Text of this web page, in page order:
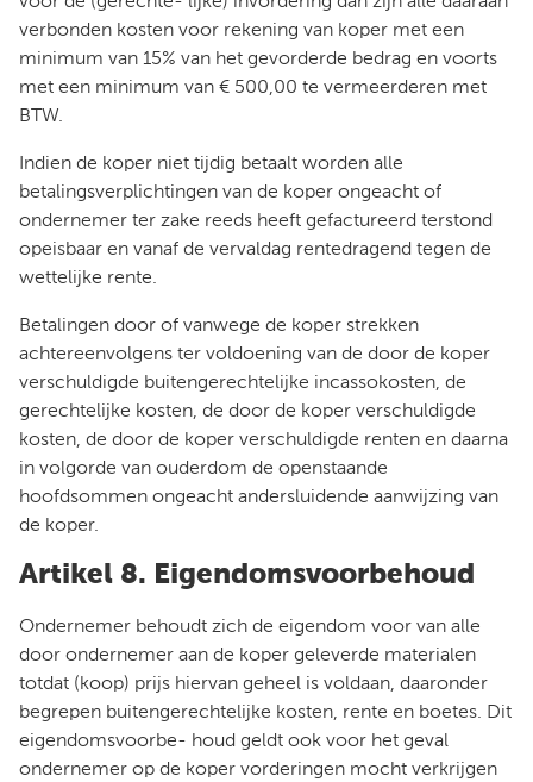
verbonden kosten voor rekening van koper met een
minimum van 15% van het gevorderde bedrag en voorts
met een minimum van € 500,00 te vermeerderen met
BTW.
Indien de koper niet tijdig betaalt worden alle
betalingsverplichtingen van de koper ongeacht of
ondernemer ter zake reeds heeft gefactureerd terstond
opeisbaar en vanaf de vervaldag rentedragend tegen de
wettelijke rente.
Betalingen door of vanwege de koper strekken
achtereenvolgens ter voldoening van de door de koper
verschuldigde buitengerechtelijke incassokosten, de
gerechtelijke kosten, de door de koper verschuldigde
kosten, de door de koper verschuldigde renten en daarna
in volgorde van ouderdom de openstaande
hoofdsommen ongeacht andersluidende aanwijzing van
de koper.
Artikel 8. Eigendomsvoorbehoud
Ondernemer behoudt zich de eigendom voor van alle
door ondernemer aan de koper geleverde materialen
totdat (koop) prijs hiervan geheel is voldaan, daaronder
begrepen buitengerechtelijke kosten, rente en boetes. Dit
eigendomsvoorbe- houd geldt ook voor het geval
ondernemer op de koper vorderingen mocht verkrijgen